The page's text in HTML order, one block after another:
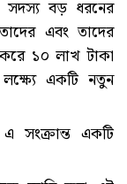
সদস্য বড় ধরনের
এবং তাদের
১০ লাখ টাকা
একটি নতুন
সংক্রান্ত একটি